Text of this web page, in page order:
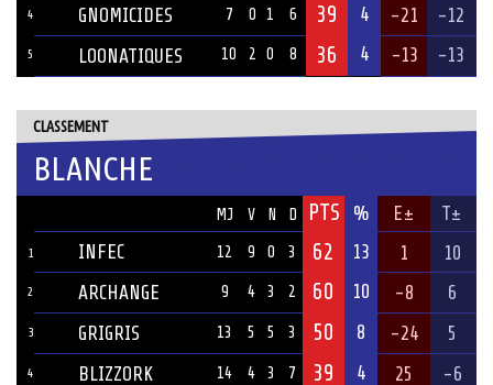
4 GNOMICIDES 7 0 1 6 39 4 -21 -12
5 LOONATIQUES 10 2 0 8 36 4 -13 -13
CLASSEMENT
BLANCHE
MJ V N D PTS % E± T±
1 INFEC 12 9 0 3 62 13 1 10
2 ARCHANGE 9 4 3 2 60 10 -8 6
3 GRIGRIS 13 5 5 3 50 8 -24 5
4 BLIZZORK 14 4 3 7 39 4 25 -6